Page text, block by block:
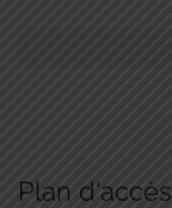
Plan d'accès